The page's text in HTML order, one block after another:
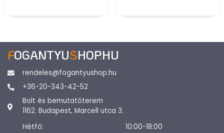
FOGANTYUSHOP.HU
rendeles@fogantyushop.hu
+36-20-343-42-52
Bolt és bemutatóterem
1162. Budapest, Marcell utca 3.
Hétfő:
10:00-18:00